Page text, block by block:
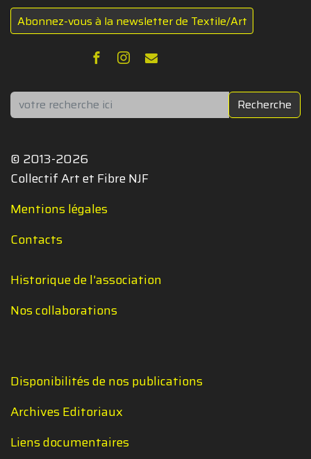
Abonnez-vous à la newsletter de Textile/Art
Rechercher Recherche
© 2013-2026
Collectif Art et Fibre NJF
Mentions légales
Contacts
Historique de l'association
Nos collaborations
Disponibilités de nos publications
Archives Editoriaux
Liens documentaires